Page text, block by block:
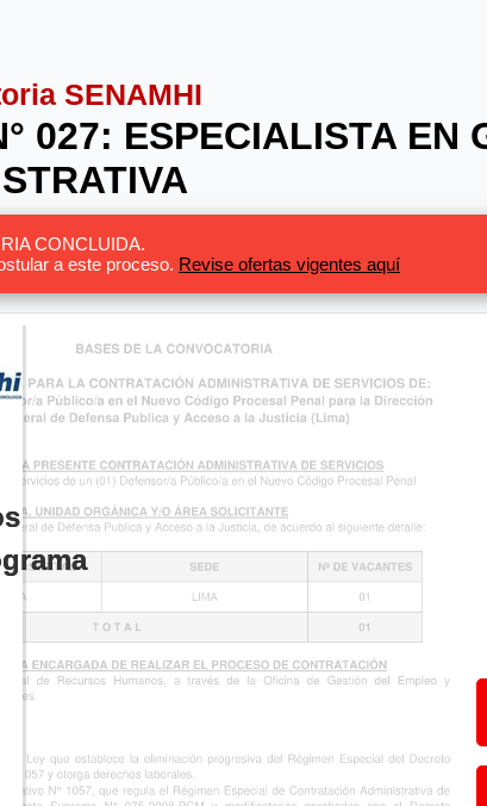
SENAMHI
027: ESPECIALISTA EN
CONCLUIDA.
a este proceso. Revise ofertas vigentes aquí